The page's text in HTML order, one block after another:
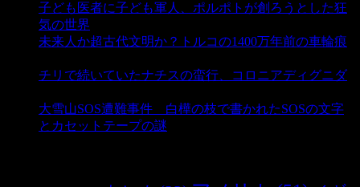
子ども医者に子ども軍人、ポルポトが創ろうとした狂
気の世界
未来人か超古代文明か？トルコの1400万年前の車輪痕
チリで続いていたナチスの蛮行、コロニアディグニダ
大雪山SOS遭難事件 白樺の枝で書かれたSOSの文字
とカセットテープの謎